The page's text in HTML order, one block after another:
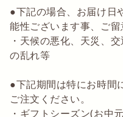
●下記の場合、お届け日
能性ございます事、ご留
・天候の悪化、天災、
の乱れ等
●下記期間は特にお時間
ご注文ください。
・ギフトシーズン(お中